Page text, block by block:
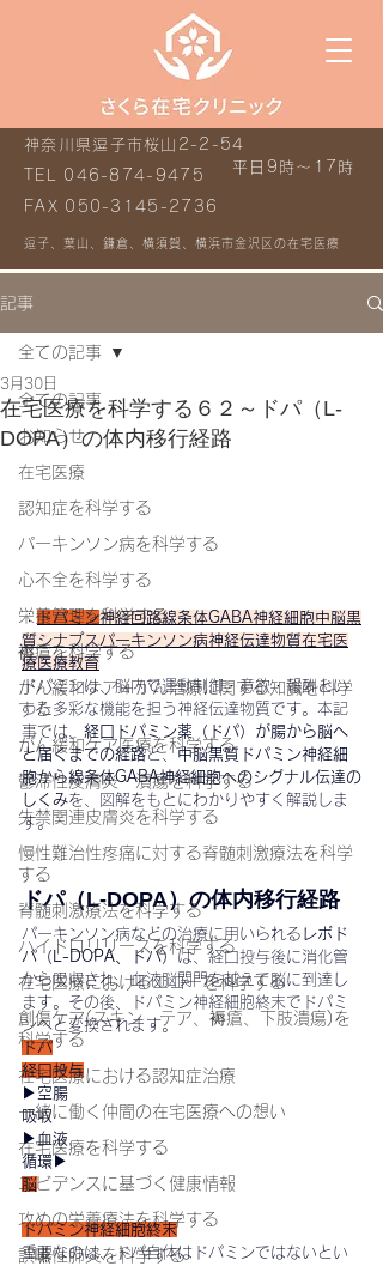
平日9時～17時
神奈川県逗子市桜山2-2-54
TEL 046-874-9475
FAX 050-3145-2736
逗子、葉山、鎌倉、横須賀、横浜市金沢区の在宅医療
記事
全ての記事
お知らせ
在宅医療
認知症を科学する
パーキンソン病を科学する
心不全を科学する
栄養管理を科学する
褥瘡を科学する
がん緩和ケア＋がん治療に関する知識を科学
する
がん緩和ケア医療を科学する
鬱滞性皮膚炎・潰瘍を科学する
失禁関連皮膚炎を科学する
慢性難治性疼痛に対する脊髄刺激療法を科学
する
脊髄刺激療法を科学する
ハイドロリリースを科学する
在宅医療におけるエコーを科学する
創傷ケア(スキン テア、褥瘡、下肢潰瘍)を
科学する
在宅医療における認知症治療
一緒に働く仲間の在宅医療への想い
在宅医療を科学する
エビデンスに基づく健康情報
攻めの栄養療法を科学する
誤嚥性肺炎を科学する
全ての記事
在宅医療を科学する６２～ドパ（L-
DOPA）の体内移行経路
3月30日
ドパミン神経回路の経路と線条体
の神経細胞
中脳黒質・線条体・GABA神経細胞をつなぐ、ド
パミンの旅路を解説します
：ドパミン神経回路線条体GABA神経細胞中脳黒
質シナプスパーキンソン病神経伝達物質在宅医
療医療教育
ドパミンは、脳内で運動制御・意欲・報酬とい
った多彩な機能を担う神経伝達物質です。本記
事では、 経口ドパミン薬（ドパ）が腸から脳へ
と届くまでの経路と、中脳黒質ドパミン神経細
胞から線条体GABA神経細胞へのシグナル伝達の
しくみを、図解をもとにわかりやすく解説しま
す。
ドパ（L-DOPA）の体内移行経路
パーキンソン病などの治療に用いられる レボド
パ（L-DOPA、ドパ） は、経口投与後に消化管
から吸収され、血液脳関門を越えて脳に到達し
ます。その後、ドパミン神経細胞終末でドパミ
ンへと変換されます。
ドパ
経口投与
▶ 空腸
吸収
▶血液
循環▶
脳
ドパミン神経細胞終末
重要なのは、ドパ自体はドパミンではないとい